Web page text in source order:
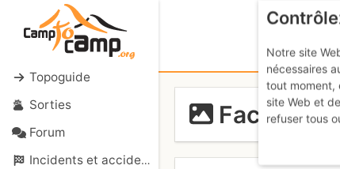
Topoguide
Sorties
Forum
Incidents et accidents
Face sud
Notre site
nécessaires
tout moment,
site Web et
refuser tous